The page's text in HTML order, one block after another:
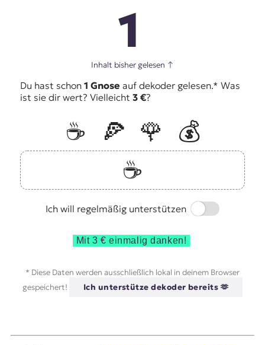
1
Inhalt bisher gelesen ↑
Du hast schon 1 Gnose auf dekoder gelesen.* Was
ist sie dir wert? Vielleicht 3 €?
☕️ 🍕 🌹
💰
☕️
Ich will regelmäßig unterstützen
Switch
Mit 3 € einmalig danken!
* Diese Daten werden ausschließlich lokal in deinem Browser
gespeichert!
Ich unterstütze dekoder bereits 🫶